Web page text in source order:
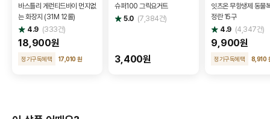
바스틀리 게런티드바이 먼지없
는 화장지 (31M 12롤)
별
점
4.9 (333건)
18,900원
정기구독혜택 17,010 원
슈퍼100 그릭요거트
별
점
5.0 (7,384건)
3,400원
잇츠온 무항생제 동물
정란 15구
별
점
4.9 (4,347건)
9,900원
정기구독혜택 8,910